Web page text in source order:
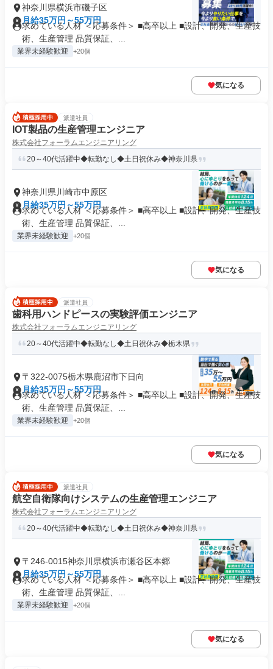
神奈川県横浜市磯子区
月給35万円～55万円
求めている人材 ＜応募条件＞ ■高卒以上 ■設計、開発、生産技
術、生産管理 品質保証、...
業界未経験歓迎 +20個
気になる
派遣社員
IOT製品の生産管理エンジニア
株式会社フォーラムエンジニアリング
20～40代活躍中◆転勤なし◆土日祝休み◆神奈川県
神奈川県川崎市中原区
月給35万円～55万円
求めている人材 ＜応募条件＞ ■高卒以上 ■設計、開発、生産技
術、生産管理 品質保証、...
業界未経験歓迎 +20個
気になる
派遣社員
歯科用ハンドピースの実験評価エンジニア
株式会社フォーラムエンジニアリング
20～40代活躍中◆転勤なし◆土日祝休み◆栃木県
〒322-0075栃木県鹿沼市下日向
月給35万円～55万円
求めている人材 ＜応募条件＞ ■高卒以上 ■設計、開発、生産技
術、生産管理 品質保証、...
業界未経験歓迎 +20個
気になる
派遣社員
航空自衛隊向けシステムの生産管理エンジニア
株式会社フォーラムエンジニアリング
20～40代活躍中◆転勤なし◆土日祝休み◆神奈川県
〒246-0015神奈川県横浜市瀬谷区本郷
月給35万円～55万円
求めている人材 ＜応募条件＞ ■高卒以上 ■設計、開発、生産技
術、生産管理 品質保証、...
業界未経験歓迎 +20個
気になる